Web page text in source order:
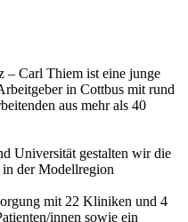
– Carl Thiem ist eine junge
in Cottbus mit rund
aus mehr als 40
Universität gestalten wir die
der Modellregion
mit 22 Kliniken und 4
innen sowie ein